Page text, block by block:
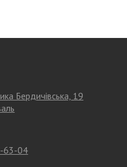
Бердичівська, 19
63-04